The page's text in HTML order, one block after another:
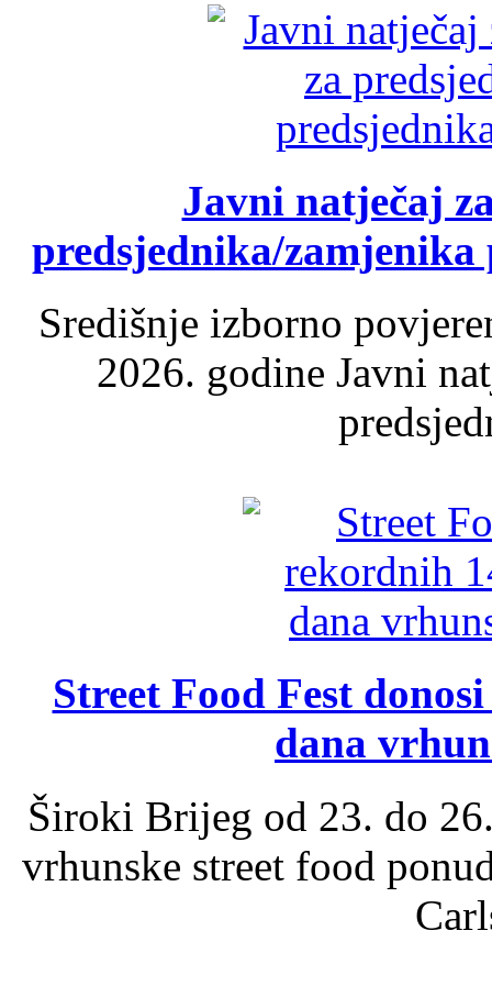
Javni natječaj
predsjednika/
Središnje izborno
2026. godine Javni
Street Food Fest
dana
Široki Brijeg od 23. do
vrhunske street food